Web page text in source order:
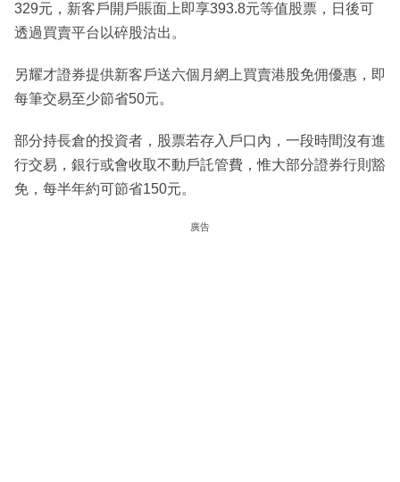
329元，新客戶開戶賬面上即享393.8元等值股票，日後可
透過買賣平台以碎股沽出。
另耀才證券提供新客戶送六個月網上買賣港股免佣優惠，即
每筆交易至少節省50元。
部分持長倉的投資者，股票若存入戶口內，一段時間沒有進
行交易，銀行或會收取不動戶託管費，惟大部分證券行則豁
免，每半年約可節省150元。
廣告